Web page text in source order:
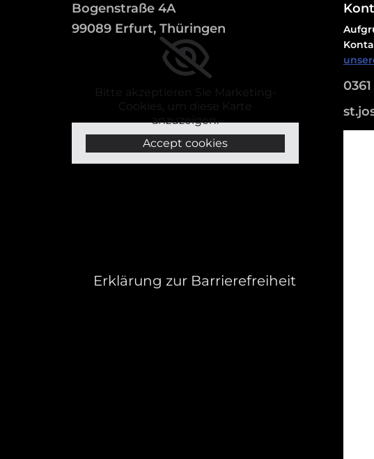
Bogenstraße 4A
99089 Erfurt, Thüringen
Bitte akzeptieren Sie Marketing-
Cookies, um diese Karte
anzuzeigen.
Accept cookies
Erklärung zur Barrierefreiheit